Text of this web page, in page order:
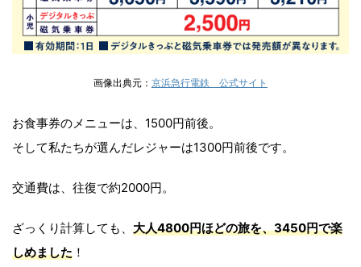
画像出典元： 京浜急行電鉄 公式サイト
お食事券のメニューは、1500円前後。
そして私たちが選んだレジャーは1300円前後です。
交通費は、往復で約2000円。
ざっくり計算しても、 大人4800円ほどの旅を、3450円で楽
しめました ！